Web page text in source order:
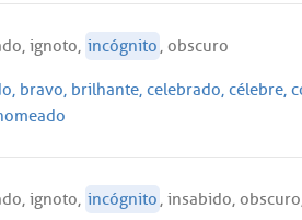
, ignoto, incógnito, obscuro
, bravo, brilhante, celebrado, célebre,
, ignoto, incógnito, insabido, obscuro